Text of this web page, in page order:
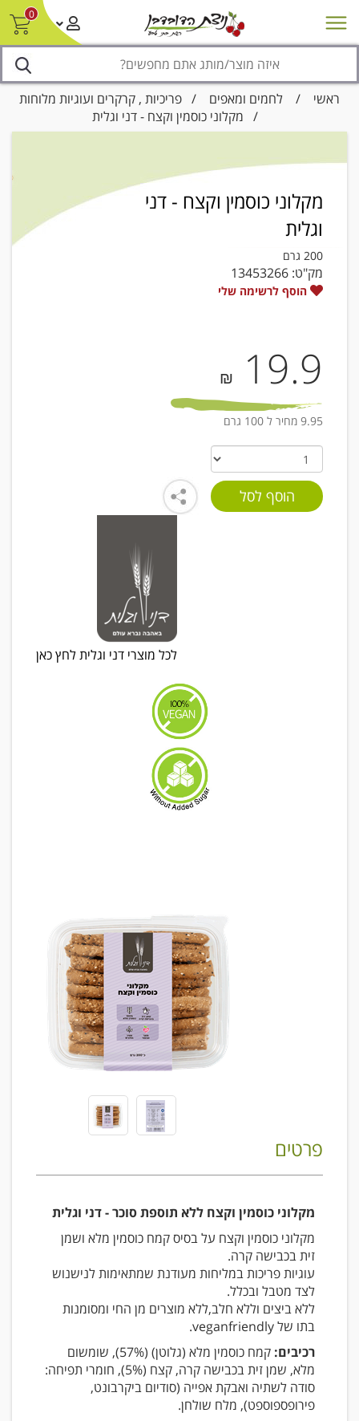
0
מבצעים סניפים צור קשר/ביטול הזמנה
ראשי / לחמים ומאפים / פריכיות , קרקרים ועוגיות מלוחות
/ מקלוני כוסמין וקצח - דני וגלית
מקלוני כוסמין וקצח - דני
וגלית
200 גרם
מק"ט: 13453266
הוסף לרשימה שלי
19.9
₪
9.95 מחיר ל 100 גרם
לכל מוצרי דני וגלית לחץ כאן
פרטים
מקלוני כוסמין וקצח ללא תוספת סוכר - דני וגלית
מקלוני כוסמין וקצח על בסיס קמח כוסמין מלא ושמן
זית בכבישה קרה.
עוגיות פריכות במליחות מעודנת שמתאימות לנישנוש
לצד מטבל ובכלל.
ללא ביצים וללא חלב,ללא מוצרים מן החי ומסומנות
בתו של veganfriendly.
רכיבים:
קמח כוסמין מלא (גלוטן) (57%), שומשום
מלא, שמן זית בכבישה קרה, קצח (5%), חומרי תפיחה:
סודה לשתיה ואבקת אפייה (סודיום ביקרבונט,
פירופספוספט), מלח שולחן.